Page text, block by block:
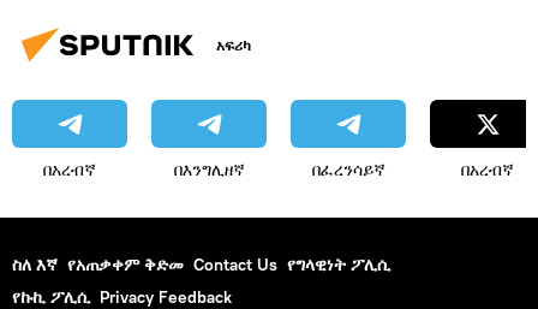
አፍሪካ
በአረብኛ በእንግሊዘኛ በፈረንሳይኛ በአረብኛ
ስለ እኛ የአጠቃቀም ቅድመ Contact Us የግላዊነት ፖሊሲ
የኩኪ ፖሊሲ Privacy Feedback